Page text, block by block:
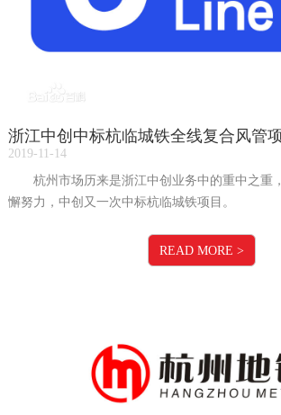
浙江中创中标杭临城铁全线复合风管
2019-11-14
杭州市场历来是浙江中创业务中的重中之重
懈努力，中创又一次中标杭临城铁项目。
READ MORE >